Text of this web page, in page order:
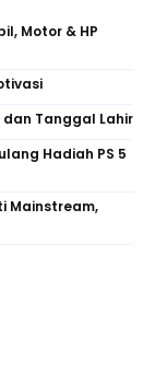
Motor & HP
dan Tanggal Lahir
Hadiah PS 5
Mainstream,